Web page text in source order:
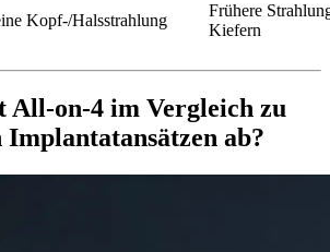
Kopf-/Halsstrahlung
Frühere
Kiefern
All-on-4 im Vergleich zu
ab?